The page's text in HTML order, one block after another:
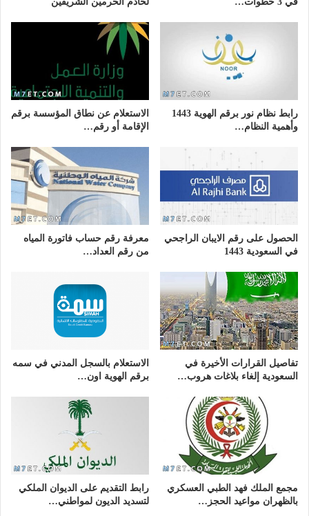
رابط نظام نور برقم الهوية 1443
وأهمية النظام…
الاستعلام عن نطاق المؤسسة برقم
الإقامة أو رقم…
الحصول على رقم الايبان الراجحي
في السعودية 1443
معرفة رقم حساب فاتورة المياه
من رقم العداد…
تفاصيل القرارات الأخيرة في
السعودية إلغاء بلاغات هروب…
الاستعلام بالسجل المدني في سمه
برقم الهوية اون…
مجمع الملك فهد الطبي العسكري
بالظهران مواعيد الحجز…
رابط التقديم على الديوان الملكي
لتسديد الديون لمواطني…